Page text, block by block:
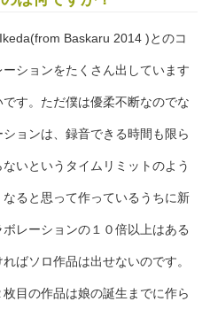
Baskaru 2014 )とのコ
ションをたくさん出しています
す。ただ僕は優柔不断なのでな
ョンは、録音できる時間も限ら
いというタイムリミットのよう
ると思って作っているうちに新
レーションの１０倍以上はある
ばソロ作品は出せないのです。
枚目の作品は娘の誕生までに作ら